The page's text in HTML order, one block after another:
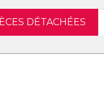
DÉTACHÉES